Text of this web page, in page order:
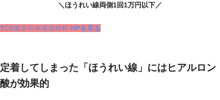
＼ほうれい線両側1回1万円以下／
TCB東京中央美容外科 HPを見る
定着してしまった「ほうれい線」にはヒアルロン
酸が効果的